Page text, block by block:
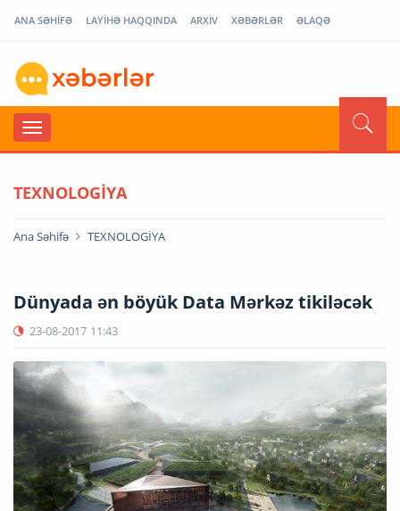
ANA SƏHİFƏ LAYİHƏ HAQQINDA ARXİV XƏBƏRLƏR ƏLAQƏ
TEXNOLOGİYA
Ana Səhifə TEXNOLOGİYA
Dünyada ən böyük Data Mərkəz tikiləcək
23-08-2017 11:43